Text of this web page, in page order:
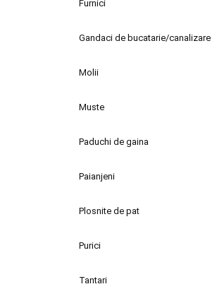
Furnici
Gandaci de bucatarie/canalizare
Molii
Muste
Paduchi de gaina
Paianjeni
Plosnite de pat
Purici
Tantari